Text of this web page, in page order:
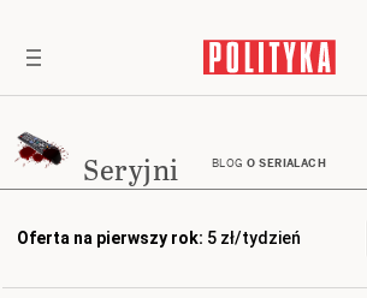
Seryjni BLOG O SERIALACH
Oferta na pierwszy rok: 5 zł/tydzień